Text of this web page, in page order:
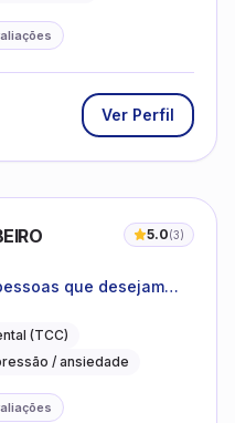
Ver Perfil
5.0(3)
que desejam
a dia(TCC)
/ ansiedade